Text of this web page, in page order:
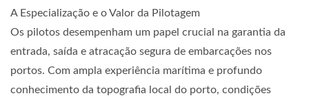
A Especialização e o Valor da Pilotagem
Os pilotos desempenham um papel crucial na garantia da
entrada, saída e atracação segura de embarcações nos
portos. Com ampla experiência marítima e profundo
conhecimento da topografia local do porto, condições